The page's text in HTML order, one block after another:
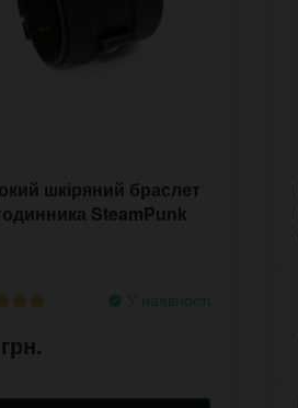
шкіряний браслет
SteamPunk
У наявності